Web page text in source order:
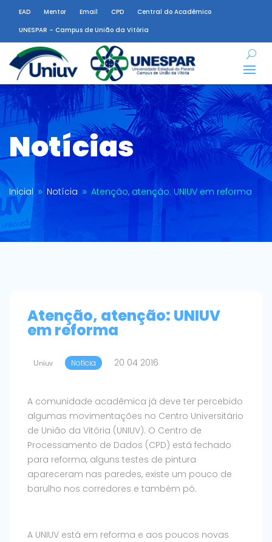
EAD Mentor Email CPD
Central do Acadêmico
UNESPAR – Campus de União da Vitória
Notícias
Inicial 9 Notícia 9 Atenção, atenção: UNIUV em reforma
Atenção, atenção: UNIUV
em reforma
Uniuv Notícia 20 04 2016
A comunidade acadêmica já deve ter percebido
algumas movimentações no Centro Universitário
de União da Vitória (UNIUV). O Centro de
Processamento de Dados (CPD) está fechado
para reforma, alguns testes de pintura
apareceram nas paredes, existe um pouco de
barulho nos corredores e também pó.
A UNIUV está em reforma e aos poucos novas